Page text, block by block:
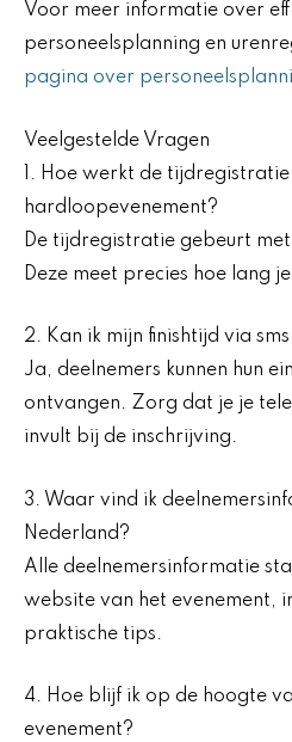
Voor meer informatie over
personeelsplanning en
pagina over
Veelgestelde Vragen
1. Hoe werkt de
hardloopevenement?
De tijdregistratie gebeurt
Deze meet precies hoe lang
2. Kan ik mijn finishtijd via
Ja, deelnemers kunnen hun
ontvangen. Zorg dat je je
invult bij de inschrijving.
3. Waar vind ik
Nederland?
Alle deelnemersinformatie
website van het evenement,
praktische tips.
4. Hoe blijf ik op de hoogte
evenement?